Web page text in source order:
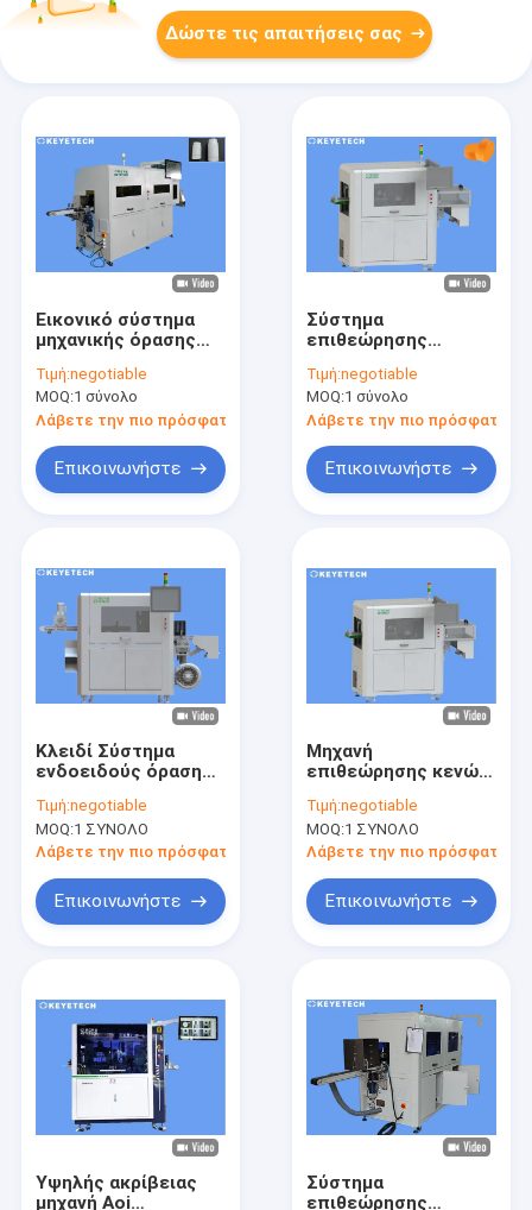
Προϊόντα
Περίπου εμείς
Γύρος εργοστασίων
Δώστε τις απαιτήσεις σας
Εικονικό σύστημα
μηχανικής όρασης
φαρμακευτικών
συσκευασιών
Τιμή:negotiable
MOQ:1 σύνολο
Λάβετε την πιο πρόσφατη τιμή
Επικοινωνήστε
Σύστημα
επιθεώρησης
μπουκαλιών ποτών
με βιομηχανική
κάμερα υψηλών pixel
Τιμή:negotiable
MOQ:1 σύνολο
Λάβετε την πιο πρόσφατη
Επικοινωνήστε
Κλειδί Σύστημα
ενδοειδούς όρασης
μπουκάλι μηχανή
επιθεώρησης
Τιμή:negotiable
MOQ:1 ΣΥΝΟΛΟ
Λάβετε την πιο πρόσφατη τιμή
Επικοινωνήστε
Μηχανή
επιθεώρησης κενών
100ml με τον
τελευταίο αλγόριθμο
AI
Τιμή:negotiable
MOQ:1 ΣΥΝΟΛΟ
Λάβετε την πιο πρόσφατη
Επικοινωνήστε
Υψηλής ακρίβειας
μηχανή Aoi
Σύστημα
επιθεώρησης